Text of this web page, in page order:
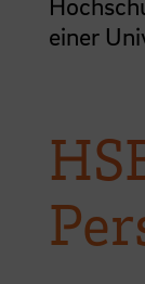
einer